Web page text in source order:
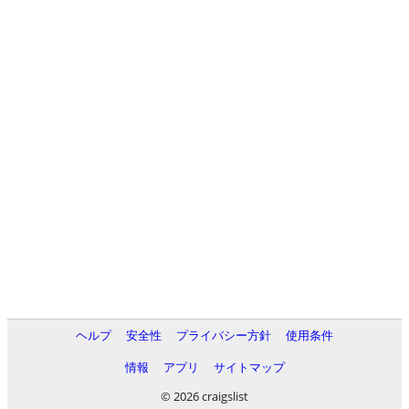
ヘルプ 安全性 プライバシー方針
使用条件
情報
アプリ
サイトマップ
© 2026 craigslist